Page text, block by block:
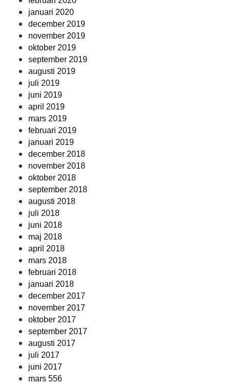
januari 2020
december 2019
november 2019
oktober 2019
september 2019
augusti 2019
juli 2019
juni 2019
april 2019
mars 2019
februari 2019
januari 2019
december 2018
november 2018
oktober 2018
september 2018
augusti 2018
juli 2018
juni 2018
maj 2018
april 2018
mars 2018
februari 2018
januari 2018
december 2017
november 2017
oktober 2017
september 2017
augusti 2017
juli 2017
juni 2017
mars 556